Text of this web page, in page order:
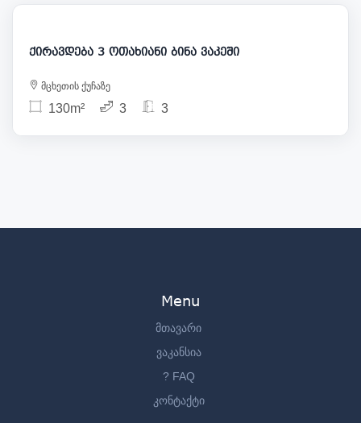
2 400
ქირავდება 3 ოთახიანი ბინა ვაკეში
მცხეთის ქუჩაზე
130m² 3 3
Menu
მთავარი
ვაკანსია
? FAQ
კონტაქტი